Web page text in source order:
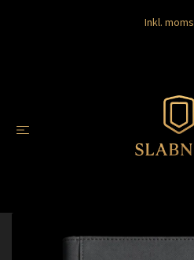
Inkl. moms